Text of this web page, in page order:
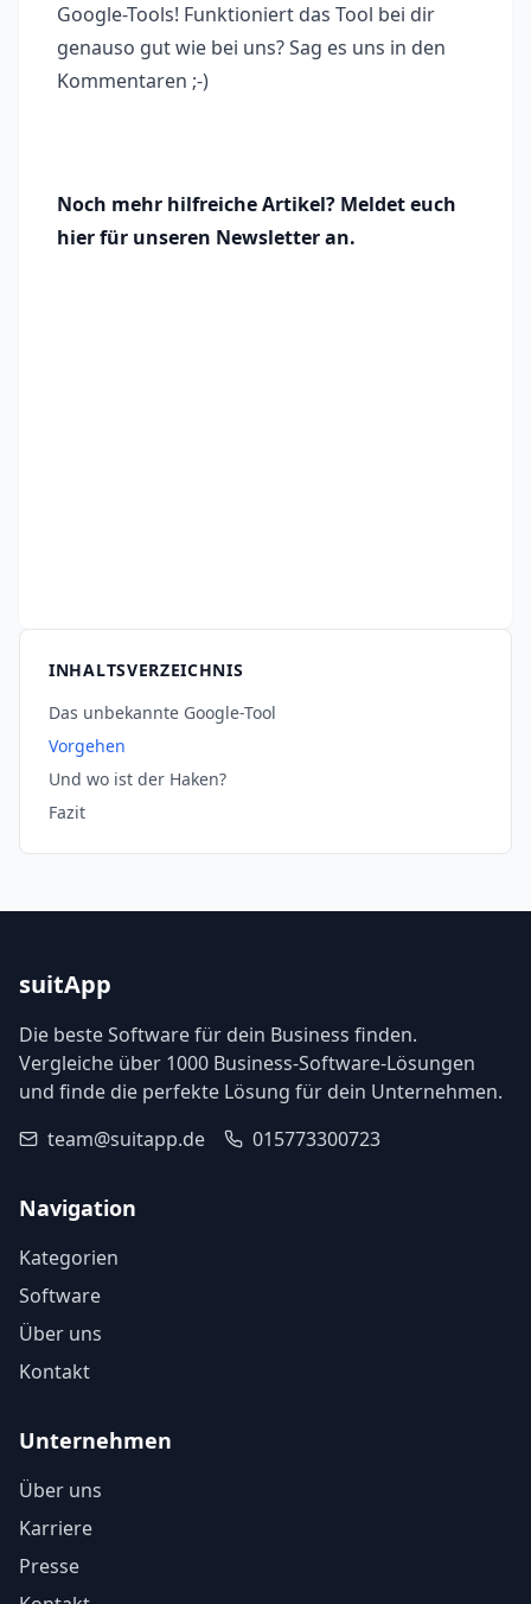
INHALTSVERZEICHNIS
Das unbekannte Google-Tool
Vorgehen
Und wo ist der Haken?
Fazit
Google-Tools! Funktioniert das Tool bei dir
genauso gut wie bei uns? Sag es uns in den
Kommentaren ;-)
Noch mehr hilfreiche Artikel? Meldet euch
hier für unseren Newsletter an.
suitApp
Die beste Software für dein Business finden.
Vergleiche über 1000 Business-Software-Lösungen
und finde die perfekte Lösung für dein Unternehmen.
team@suitapp.de
015773300723
Navigation
Kategorien
Software
Über uns
Kontakt
Unternehmen
Über uns
Karriere
Presse